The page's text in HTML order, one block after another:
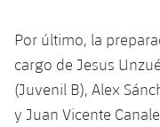
Por último, la
cargo de Jesus
(Juvenil B), Alex
y Juan Vicente